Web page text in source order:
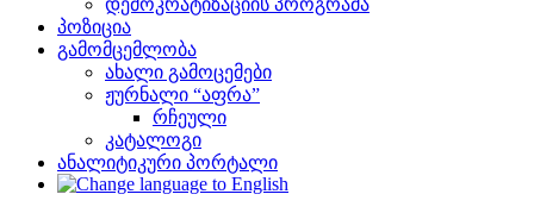
პოზიცია
გამომცემლობა
ახალი გამოცემები
ჟურნალი “აფრა”
რჩეული
კატალოგი
ანალიტიკური პორტალი